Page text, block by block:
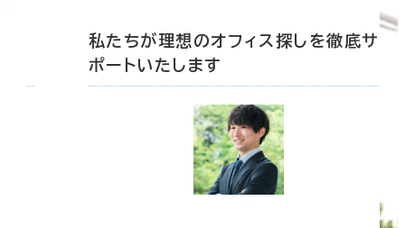
私たちが理想のオフィス探しを徹底サ
ポートいたします